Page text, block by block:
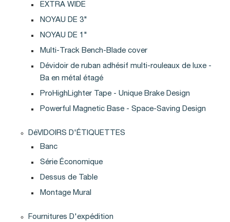
EXTRA WIDE
NOYAU DE 3"
NOYAU DE 1"
Multi-Track Bench-Blade cover
Dévidoir de ruban adhésif multi-rouleaux de luxe -
Ba en métal étagé
ProHighLighter Tape - Unique Brake Design
Powerful Magnetic Base - Space-Saving Design
DéVIDOIRS D'ÉTIQUETTES
Banc
Série Économique
Dessus de Table
Montage Mural
Fournitures D'expédition